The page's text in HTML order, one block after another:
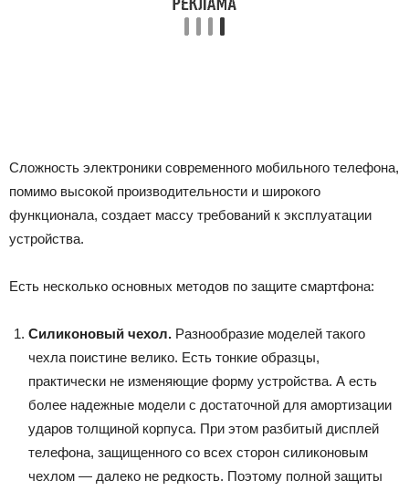
Сложность электроники современного мобильного телефона,
помимо высокой производительности и широкого
функционала, создает массу требований к эксплуатации
устройства.
Есть несколько основных методов по защите смартфона:
Силиконовый чехол. Разнообразие моделей такого
чехла поистине велико. Есть тонкие образцы,
практически не изменяющие форму устройства. А есть
более надежные модели с достаточной для амортизации
ударов толщиной корпуса. При этом разбитый дисплей
телефона, защищенного со всех сторон силиконовым
чехлом — далеко не редкость. Поэтому полной защиты